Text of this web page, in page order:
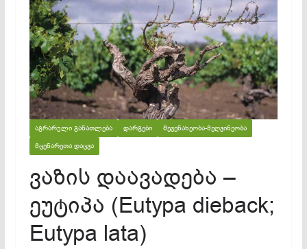
ᲐᲒᲠᲐᲠᲣᲚᲘ ᲒᲐᲜᲐᲗᲚᲔᲑᲐ ᲓᲐᲠᲒᲔᲑᲘ
ᲛᲔᲕᲔᲜᲐᲮᲔᲝᲑᲐ-ᲛᲔᲦᲕᲘᲜᲔᲝᲑᲐ
ᲛᲪᲔᲜᲐᲠᲔᲗᲐ ᲓᲐᲪᲕᲐ
ვაზის დაავადება –
ეუტიპა (Eutypa dieback;
Eutypa lata)